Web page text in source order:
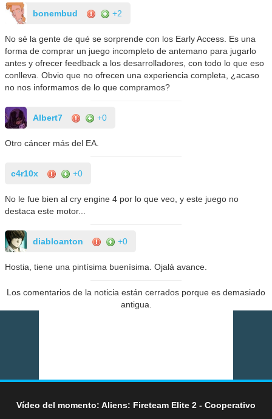
bonembud +2
No sé la gente de qué se sorprende con los Early Access. Es una
forma de comprar un juego incompleto de antemano para jugarlo
antes y ofrecer feedback a los desarrolladores, con todo lo que eso
conlleva. Obvio que no ofrecen una experiencia completa, ¿acaso
no nos informamos de lo que compramos?
Albert7 +0
Otro cáncer más del EA.
c4r10x +0
No le fue bien al cry engine 4 por lo que veo, y este juego no
destaca este motor...
diabloanton +0
Hostia, tiene una pintísima buenísima. Ojalá avance.
Los comentarios de la noticia están cerrados porque es demasiado
antigua.
Vídeo del momento: Aliens: Fireteam Elite 2 - Cooperativo